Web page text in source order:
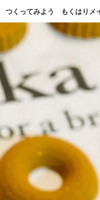
つくってみよう もくはりメ